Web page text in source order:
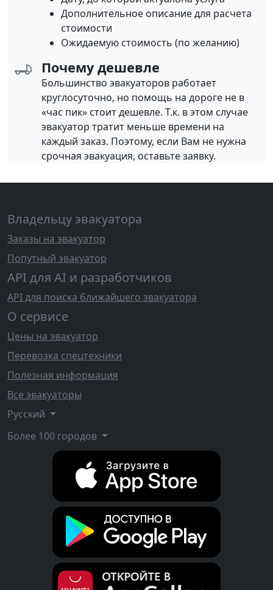
Дополнительное описание для расчета
стоимости
Ожидаемую стоимость (по желанию)
Почему дешевле
Большинство эвакуаторов работает
круглосуточно, но помощь на дороге не в
«час пик» стоит дешевле. Т.к. в этом случае
эвакуатор тратит меньше времени на
каждый заказ. Поэтому, если Вам не нужна
срочная эвакуация, оставьте заявку.
Владельцу эвакуатора
Заказы на эвакуатор
Попутный эвакуатор
API для AI и разработчиков
API для поиска ближайшего эвакуатора
О сервисе
Цены на эвакуатор
Перевозка спецтехники
Полезная информация
Все эвакуаторы
Русский
Более 100 городов